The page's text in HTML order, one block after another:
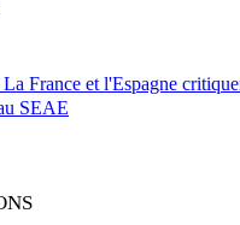
France et l'Espagne
SEAE